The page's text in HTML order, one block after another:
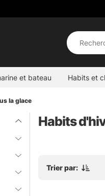
et bateau Habits et
la glace
Habits
Trier par: